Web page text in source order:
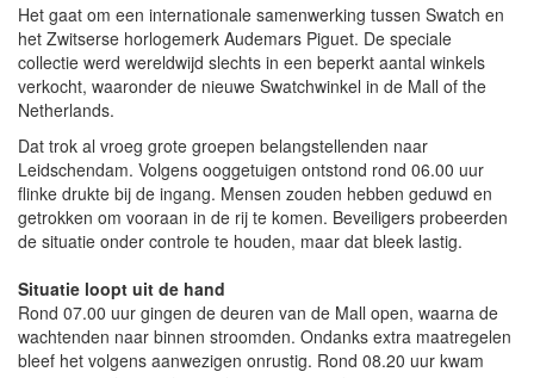
Het gaat om een internationale samenwerking tussen Swatch en
het Zwitserse horlogemerk Audemars Piguet. De speciale
collectie werd wereldwijd slechts in een beperkt aantal winkels
verkocht, waaronder de nieuwe Swatchwinkel in de Mall of the
Netherlands.
Dat trok al vroeg grote groepen belangstellenden naar
Leidschendam. Volgens ooggetuigen ontstond rond 06.00 uur
flinke drukte bij de ingang. Mensen zouden hebben geduwd en
getrokken om vooraan in de rij te komen. Beveiligers probeerden
de situatie onder controle te houden, maar dat bleek lastig.
Situatie loopt uit de hand
Rond 07.00 uur gingen de deuren van de Mall open, waarna de
wachtenden naar binnen stroomden. Ondanks extra maatregelen
bleef het volgens aanwezigen onrustig. Rond 08.20 uur kwam